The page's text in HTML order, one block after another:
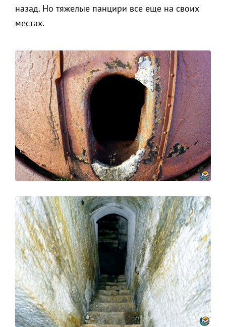
назад. Но тяжелые панцири все еще на своих
местах.